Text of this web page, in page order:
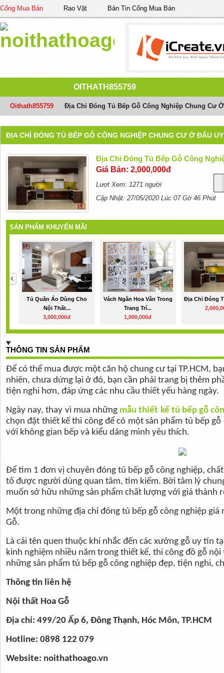
Cổng Mua Bán Rao Vặt Bản Tin Cổng Mua Bán
OITHATH855759
Oithath855759 Địa Chỉ Đóng Tủ Bếp Gỗ Công Nghiệp Chung Cư
ĐỊA CHỈ ĐÓNG TỦ BẾP GỖ CÔNG NGHIỆP CHUNG CƯ Ở ĐÂU
Địa Chỉ Đóng Tủ Bếp Gỗ Công
Giá Bán: 2,000,000đ
Lượt Xem: 1271 người
Cập Nhật: 27/05/2020 Lúc 07 Gờ 46 Phút
SẢN PHẨM KHUYẾN MÃI
Tủ Quần Áo Dùng Cho
Nội Thất...
3,000,000đ
Vách Ngăn Hoa Văn Trong
Trang Trí...
1,000,000đ
Địa Chỉ Đóng
THÔNG TIN SẢN PHẨM
Để có thể mua được một căn hộ chung cư tại TP.HCM,
nhiên, chưa dừng lại ở đó, bạn cần phải trang bị thêm
tiện nghi hơn, đáp ứng các nhu cầu thiết yếu hàng ngày.
Ngày nay, thay vì mua những mẫu thiết kế tủ bếp gỗ
chọn đặt thiết kế thi công để có một sản phẩm tủ bếp
với không gian bếp và kiểu dáng mình yêu thích.
Để tìm 1 đơn vị chuyên đóng tủ bếp gỗ công nghiệp,
tố được người dùng quan tâm, tìm kiếm. Bởi tâm lý
muốn sở hữu những sản phẩm chất lượng với giá thành
Một trong những địa chỉ đóng tủ bếp gỗ công nghiệp giá
Gỗ.
Là cái tên quen thuộc khi nhắc đến các xưởng gỗ uy tín
kinh nghiệm nhiều năm trong thiết kế, thi công đồ gỗ
những sản phẩm tủ bếp gỗ công nghiệp đẹp, tiện nghi,
Thông tin liên hệ
Nội thất Hoa Gỗ
Địa chỉ: 499/20 Ấp 6, Đông Thạnh, Hóc Môn, TP.HCM
Hotline: 0898 122 079
Website: noithathoago.vn